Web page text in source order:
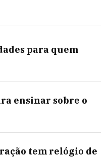
para quem
ensinar sobre o
tem relógio de